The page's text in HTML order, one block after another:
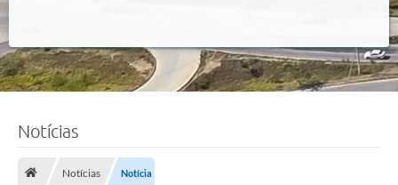
Notícias
Notícias Notícia